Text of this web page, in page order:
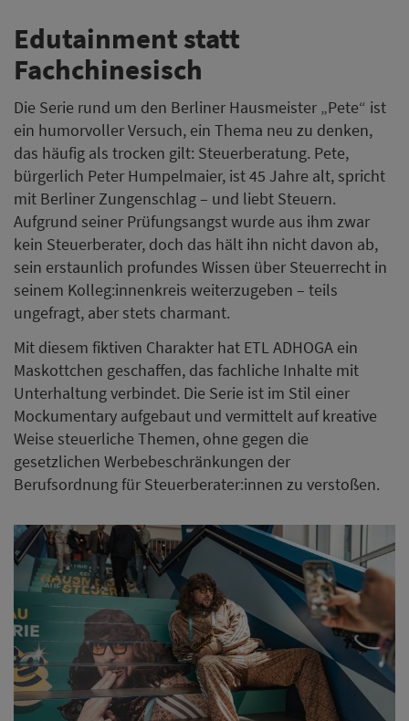
Edutainment statt
Fachchinesisch
Die Serie rund um den Berliner Hausmeister „Pete“ ist
ein humorvoller Versuch, ein Thema neu zu denken,
das häufig als trocken gilt: Steuerberatung. Pete,
bürgerlich Peter Humpelmaier, ist 45 Jahre alt, spricht
mit Berliner Zungenschlag – und liebt Steuern.
Aufgrund seiner Prüfungsangst wurde aus ihm zwar
kein Steuerberater, doch das hält ihn nicht davon ab,
sein erstaunlich profundes Wissen über Steuerrecht in
seinem Kolleg:innenkreis weiterzugeben – teils
ungefragt, aber stets charmant.
Mit diesem fiktiven Charakter hat ETL ADHOGA ein
Maskottchen geschaffen, das fachliche Inhalte mit
Unterhaltung verbindet. Die Serie ist im Stil einer
Mockumentary aufgebaut und vermittelt auf kreative
Weise steuerliche Themen, ohne gegen die
gesetzlichen Werbebeschränkungen der
Berufsordnung für Steuerberater:innen zu verstoßen.